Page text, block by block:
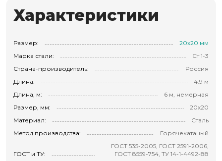
Характеристики
Размер:
20х20 мм
Марка стали:
Ст 1-3
Страна-производитель:
Россия
Длина:
4.9 м
Длина, м:
6 м, немерная
Размер, мм:
20х20
Материал:
Сталь
Метод производства:
Горячекатаный
ГОСТ и ТУ:
ГОСТ 535-2005, ГОСТ 2591-2006,
ГОСТ 8559-754, ТУ 14-1-4492-88